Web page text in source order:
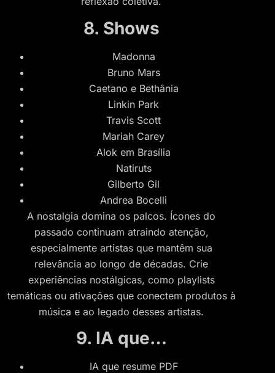
8. Shows
Madonna
Bruno Mars
Caetano e Bethânia
Linkin Park
Travis Scott
Mariah Carey
Alok em Brasília
Natiruts
Gilberto Gil
Andrea Bocelli
A nostalgia domina os palcos. Ícones do
passado continuam atraindo atenção,
especialmente artistas que mantêm sua
relevância ao longo de décadas. Crie
experiências nostálgicas, como playlists
temáticas ou ativações que conectem produtos à
música e ao legado desses artistas.
9. IA que…
IA que resume PDF